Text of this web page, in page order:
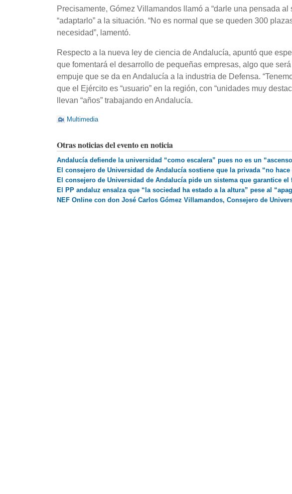
Precisamente, Gómez Villamandos llamó a “darle una pensada al
“adaptarlo” a la situación. “No es normal que se queden 300
necesidad”, lamentó.
Respecto a la nueva ley de ciencia de Andalucía, apuntó que
que fomentará el desarrollo de pequeñas empresas, algo que
empuje que se da en Andalucía a la industria de Defensa.
que el Ejército es “usuario” en la región, con “unidades muy
llevan “años” trabajando en Andalucía.
Multimedia
Otras noticias del evento en noticia
Andalucía defiende la universidad “como escalera” pues no es un
El consejero de Universidad de Andalucía sostiene que la privada “no
El consejero de Universidad de Andalucía pide un sistema que garantice
El PP andaluz ensalza que “la sociedad ha estado a la altura” pese al
NEF Online con don José Carlos Gómez Villamandos, Consejero de